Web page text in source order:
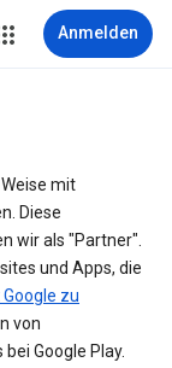
Anmelden
mit
Diese
wir als "Partner".
und Apps, die
zu
von
Google Play.